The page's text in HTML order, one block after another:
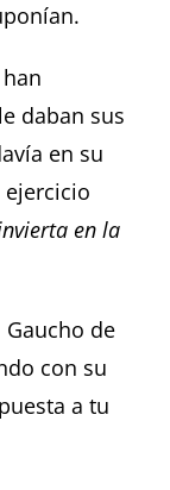
daban sus
en su
en la
de
con su
a tu